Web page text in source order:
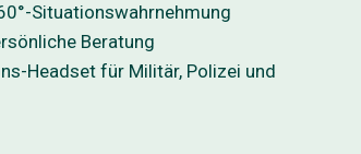
Situationswahrnehmung
Beratung
Headset für Militär, Polizei und